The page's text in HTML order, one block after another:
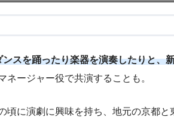
ンスを踊ったり楽器を演奏したりと、
ネージャー役で共演することも。
頃に演劇に興味を持ち、地元の京都